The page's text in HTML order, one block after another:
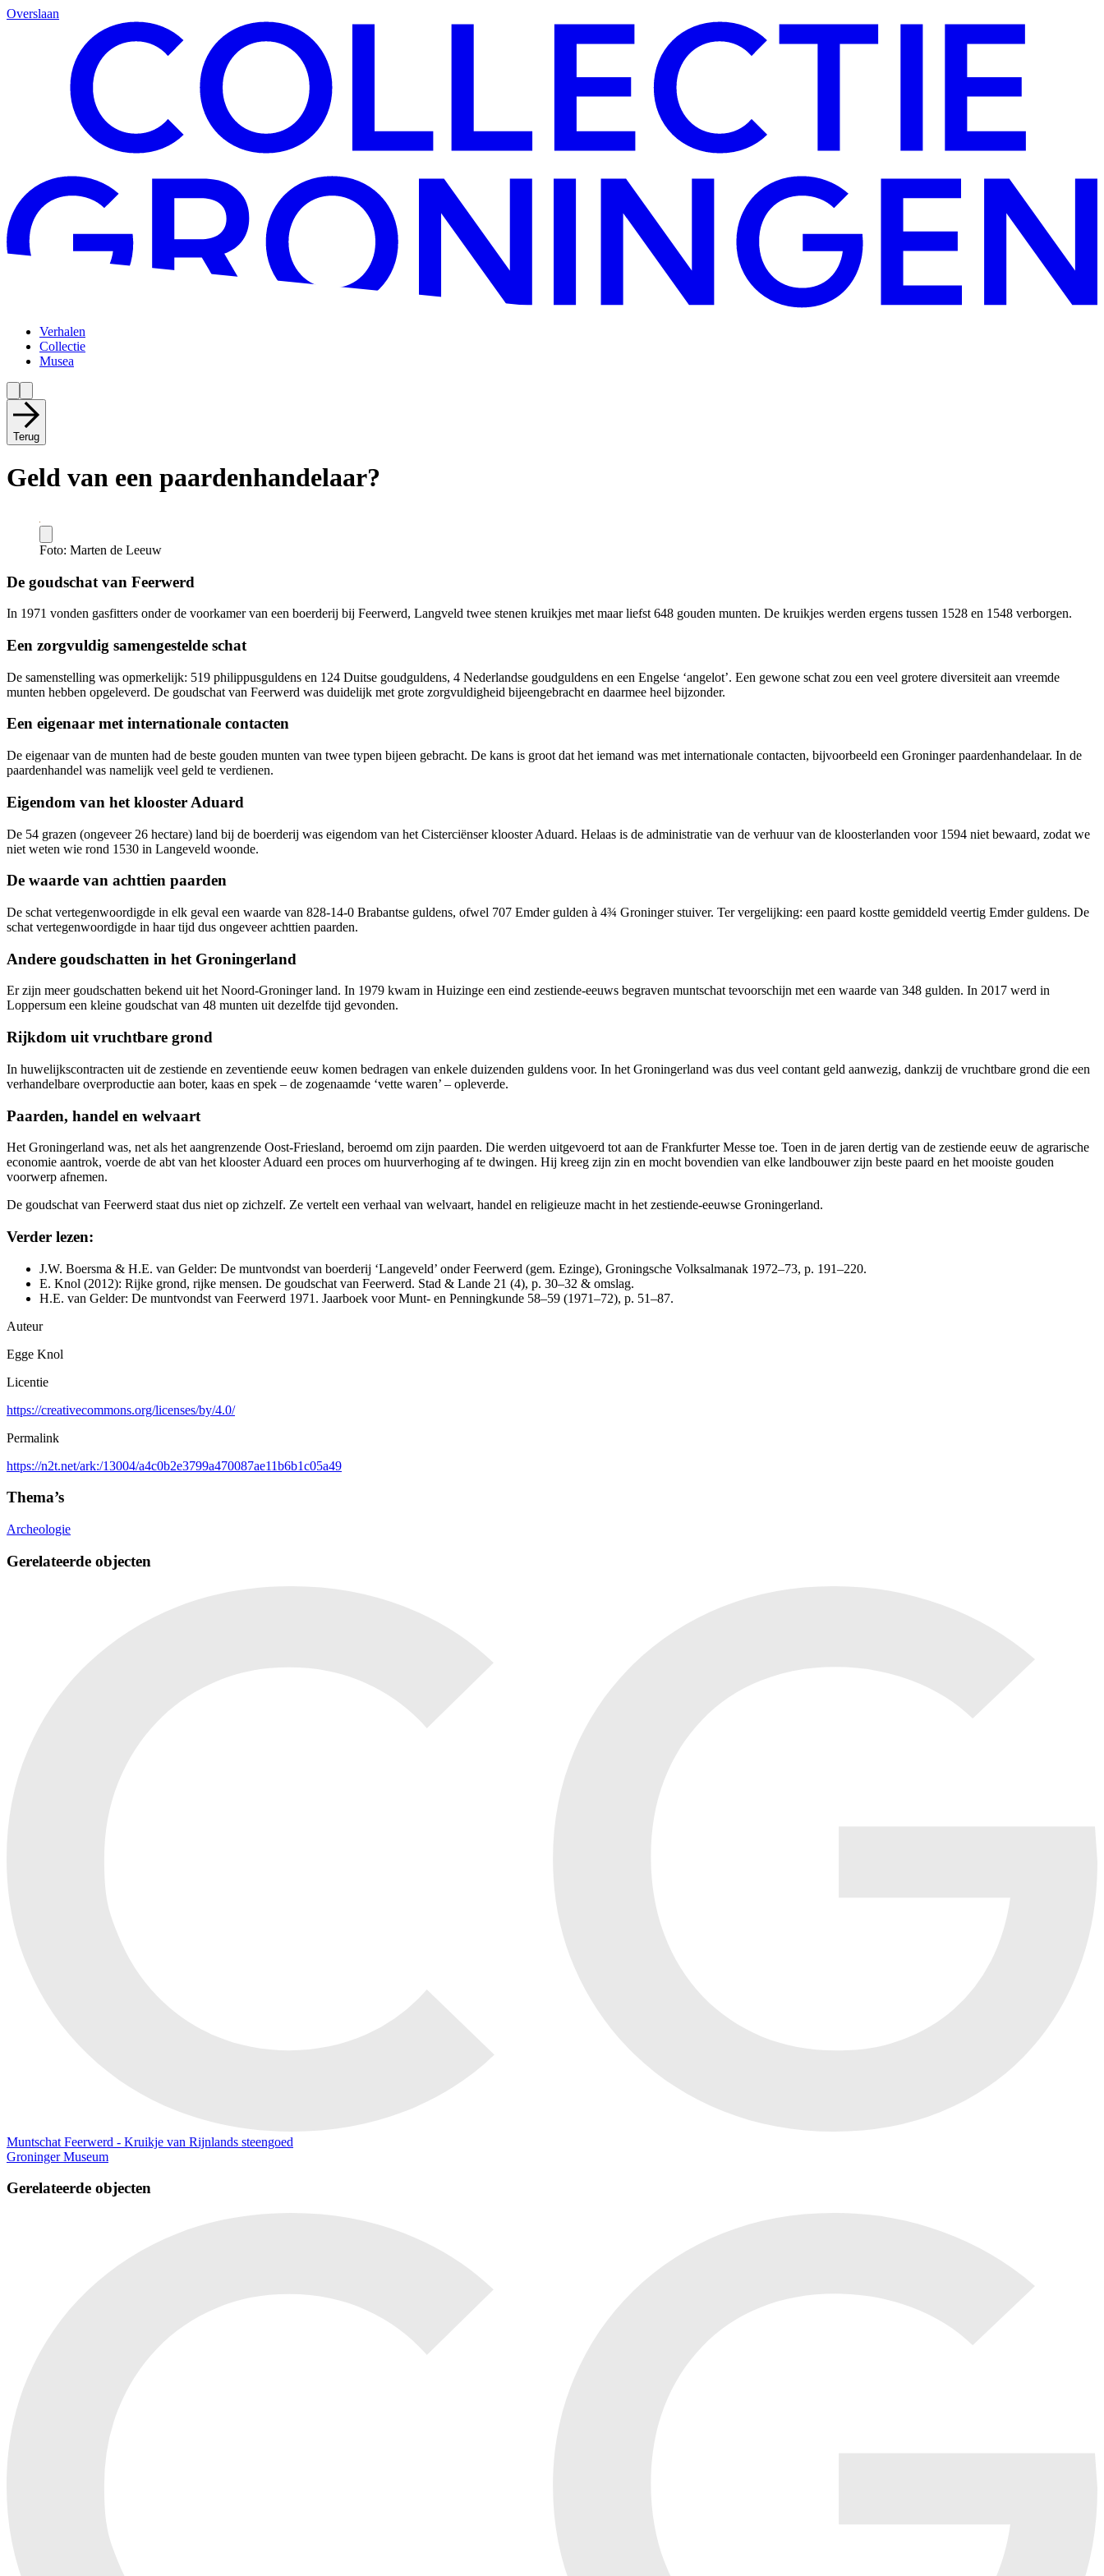
Overslaan
Verhalen
Collectie
Musea
Terug
Geld van een paardenhandelaar?
Foto: Marten de Leeuw
De goudschat van Feerwerd
In 1971 vonden gasfitters onder de voorkamer van een boerderij bij Feerwerd, Langveld twee stenen kruikjes met maar liefst 648 gouden munten. De kruikjes werden ergens tussen 1528 en 1548 verborgen.
Een zorgvuldig samengestelde schat
De samenstelling was opmerkelijk: 519 philippusguldens en 124 Duitse goudguldens, 4 Nederlandse goudguldens en een Engelse ‘angelot’. Een gewone schat zou een veel grotere diversiteit aan vreemde
munten hebben opgeleverd. De goudschat van Feerwerd was duidelijk met grote zorgvuldigheid bijeengebracht en daarmee heel bijzonder.
Een eigenaar met internationale contacten
De eigenaar van de munten had de beste gouden munten van twee typen bijeen gebracht. De kans is groot dat het iemand was met internationale contacten, bijvoorbeeld een Groninger paardenhandelaar. In de
paardenhandel was namelijk veel geld te verdienen.
Eigendom van het klooster Aduard
De 54 grazen (ongeveer 26 hectare) land bij de boerderij was eigendom van het Cisterciënser klooster Aduard. Helaas is de administratie van de verhuur van de kloosterlanden voor 1594 niet bewaard, zodat we
niet weten wie rond 1530 in Langeveld woonde.
De waarde van achttien paarden
De schat vertegenwoordigde in elk geval een waarde van 828-14-0 Brabantse guldens, ofwel 707 Emder gulden à 4¾ Groninger stuiver. Ter vergelijking: een paard kostte gemiddeld veertig Emder guldens. De
schat vertegenwoordigde in haar tijd dus ongeveer achttien paarden.
Andere goudschatten in het Groningerland
Er zijn meer goudschatten bekend uit het Noord-Groninger land. In 1979 kwam in Huizinge een eind zestiende-eeuws begraven muntschat tevoorschijn met een waarde van 348 gulden. In 2017 werd in
Loppersum een kleine goudschat van 48 munten uit dezelfde tijd gevonden.
Rijkdom uit vruchtbare grond
In huwelijkscontracten uit de zestiende en zeventiende eeuw komen bedragen van enkele duizenden guldens voor. In het Groningerland was dus veel contant geld aanwezig, dankzij de vruchtbare grond die een
verhandelbare overproductie aan boter, kaas en spek – de zogenaamde ‘vette waren’ – opleverde.
Paarden, handel en welvaart
Het Groningerland was, net als het aangrenzende Oost-Friesland, beroemd om zijn paarden. Die werden uitgevoerd tot aan de Frankfurter Messe toe. Toen in de jaren dertig van de zestiende eeuw de agrarische
economie aantrok, voerde de abt van het klooster Aduard een proces om huurverhoging af te dwingen. Hij kreeg zijn zin en mocht bovendien van elke landbouwer zijn beste paard en het mooiste gouden
voorwerp afnemen.
De goudschat van Feerwerd staat dus niet op zichzelf. Ze vertelt een verhaal van welvaart, handel en religieuze macht in het zestiende-eeuwse Groningerland.
Verder lezen:
J.W. Boersma & H.E. van Gelder: De muntvondst van boerderij ‘Langeveld’ onder Feerwerd (gem. Ezinge), Groningsche Volksalmanak 1972–73, p. 191–220.
E. Knol (2012): Rijke grond, rijke mensen. De goudschat van Feerwerd. Stad & Lande 21 (4), p. 30–32 & omslag.
H.E. van Gelder: De muntvondst van Feerwerd 1971. Jaarboek voor Munt- en Penningkunde 58–59 (1971–72), p. 51–87.
Auteur
Egge Knol
Licentie
https://creativecommons.org/licenses/by/4.0/
Permalink
https://n2t.net/ark:/13004/a4c0b2e3799a470087ae11b6b1c05a49
Thema’s
Archeologie
Gerelateerde objecten
Muntschat Feerwerd - Kruikje van Rijnlands steengoed
Groninger Museum
Gerelateerde objecten